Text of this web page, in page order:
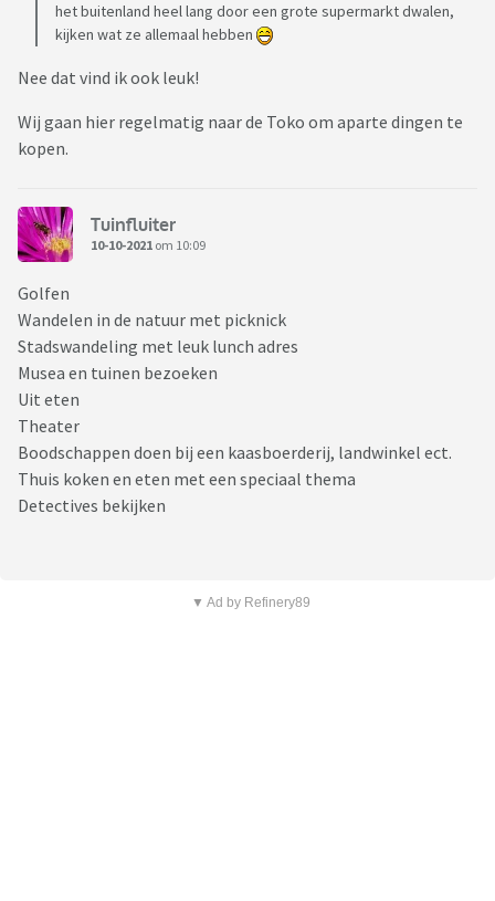
het buitenland heel lang door een grote supermarkt dwalen,
kijken wat ze allemaal hebben
Nee dat vind ik ook leuk!
Wij gaan hier regelmatig naar de Toko om aparte dingen te
kopen.
Tuinfluiter
10-10-2021 om 10:09
Golfen
Wandelen in de natuur met picknick
Stadswandeling met leuk lunch adres
Musea en tuinen bezoeken
Uit eten
Theater
Boodschappen doen bij een kaasboerderij, landwinkel ect.
Thuis koken en eten met een speciaal thema
Detectives bekijken
▼ Ad by Refinery89